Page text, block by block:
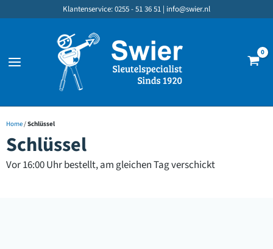
Klantenservice: 0255 - 51 36 51 | info@swier.nl
Home/Schlüssel
Schlüssel
Vor 16:00 Uhr bestellt, am gleichen Tag verschickt